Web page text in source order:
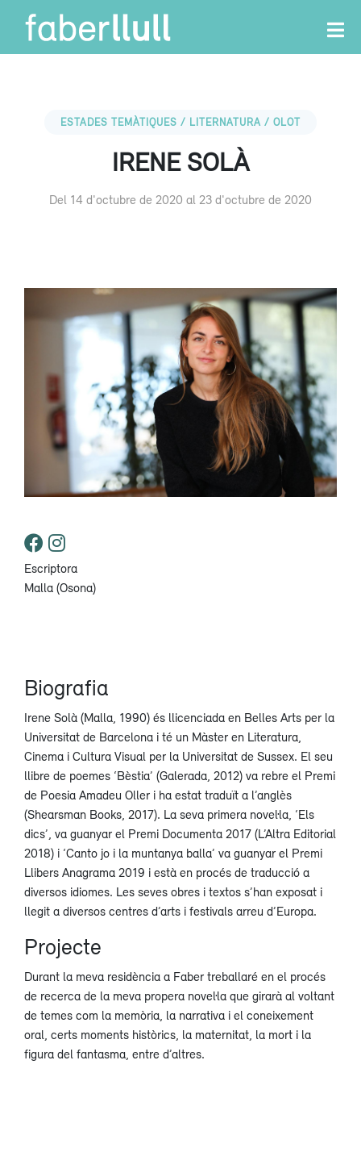
ESTADES TEMÀTIQUES / LITERNATURA / OLOT
IRENE SOLÀ
Del 14 d'octubre de 2020 al 23 d'octubre de 2020
Escriptora
Malla (Osona)
Biografia
Irene Solà (Malla, 1990) és llicenciada en Belles Arts per la
Universitat de Barcelona i té un Màster en Literatura,
Cinema i Cultura Visual per la Universitat de Sussex. El seu
llibre de poemes ‘Bèstia’ (Galerada, 2012) va rebre el Premi
de Poesia Amadeu Oller i ha estat traduït a l’anglès
(Shearsman Books, 2017). La seva primera novel·la, ‘Els
dics’, va guanyar el Premi Documenta 2017 (L’Altra Editorial
2018) i ‘Canto jo i la muntanya balla’ va guanyar el Premi
Llibers Anagrama 2019 i està en procés de traducció a
diversos idiomes. Les seves obres i textos s’han exposat i
llegit a diversos centres d’arts i festivals arreu d’Europa.
Projecte
Durant la meva residència a Faber treballaré en el procés
de recerca de la meva propera novel·la que girarà al voltant
de temes com la memòria, la narrativa i el coneixement
oral, certs moments històrics, la maternitat, la mort i la
figura del fantasma, entre d’altres.